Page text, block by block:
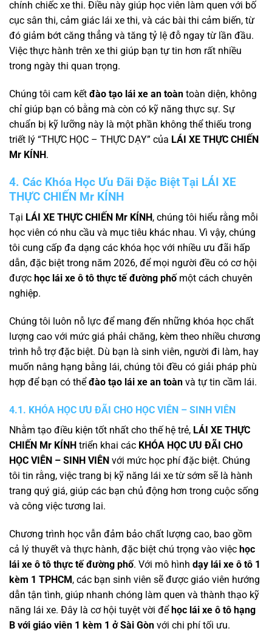
chính chiếc xe thi. Điều này giúp học viên làm quen với bố
cục sân thi, cảm giác lái xe thi, và các bài thi cảm biến, từ
đó giảm bớt căng thẳng và tăng tỷ lệ đỗ ngay từ lần đầu.
Việc thực hành trên xe thi giúp bạn tự tin hơn rất nhiều
trong ngày thi quan trọng.
Chúng tôi cam kết đào tạo lái xe an toàn toàn diện, không
chỉ giúp bạn có bằng mà còn có kỹ năng thực sự. Sự
chuẩn bị kỹ lưỡng này là một phần không thể thiếu trong
triết lý “THỰC HỌC – THỰC DẠY” của LÁI XE THỰC CHIẾN
Mr KÍNH.
4. Các Khóa Học Ưu Đãi Đặc Biệt Tại LÁI XE
THỰC CHIẾN Mr KÍNH
Tại LÁI XE THỰC CHIẾN Mr KÍNH , chúng tôi hiểu rằng mỗi
học viên có nhu cầu và mục tiêu khác nhau. Vì vậy, chúng
tôi cung cấp đa dạng các khóa học với nhiều ưu đãi hấp
dẫn, đặc biệt trong năm 2026, để mọi người đều có cơ hội
được học lái xe ô tô thực tế đường phố một cách chuyên
nghiệp.
Chúng tôi luôn nỗ lực để mang đến những khóa học chất
lượng cao với mức giá phải chăng, kèm theo nhiều chương
trình hỗ trợ đặc biệt. Dù bạn là sinh viên, người đi làm, hay
muốn nâng hạng bằng lái, chúng tôi đều có giải pháp phù
hợp để bạn có thểđào tạo lái xe an toàn và tự tin cầm lái.
4.1. KHÓA HỌC ƯU ĐÃI CHO HỌC VIÊN – SINH VIÊN
Nhằm tạo điều kiện tốt nhất cho thế hệ trẻ, LÁI XE THỰC
CHIẾN Mr KÍNH triển khai các KHÓA HỌC ƯU ĐÃI CHO
HỌC VIÊN – SINH VIÊN với mức học phí đặc biệt. Chúng
tôi tin rằng, việc trang bị kỹ năng lái xe từ sớm sẽ là hành
trang quý giá, giúp các bạn chủ động hơn trong cuộc sống
và công việc tương lai.
Chương trình học vẫn đảm bảo chất lượng cao, bao gồm
cả lý thuyết và thực hành, đặc biệt chú trọng vào việc học
lái xe ô tô thực tế đường phố. Với mô hình dạy lái xe ô tô 1
kèm 1 TPHCM, các bạn sinh viên sẽ được giáo viên hướng
dẫn tận tình, giúp nhanh chóng làm quen và thành thạo kỹ
năng lái xe. Đây là cơ hội tuyệt vời đểhọc lái xe ô tô hạng
B với giáo viên 1 kèm 1 ở Sài Gòn với chi phí tối ưu.